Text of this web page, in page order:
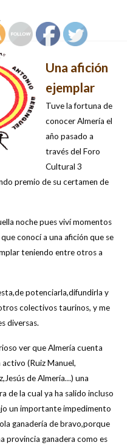
Una afición
ejemplar
Tuve la fortuna de
conocer Almería el
año pasado a
través del Foro
Cultural 3
premio de su certamen de
noche pues viví momentos
conocí a una afición que se
teniendo entre otros a
potenciarla,difundirla y
colectivos taurinos, y me
diversas.
ver que Almería cuenta
(Ruiz Manuel,
de Almería…) una
de la cual ya ha salido incluso
un importante impedimento
ganadería de bravo,porque
provincia ganadera como es